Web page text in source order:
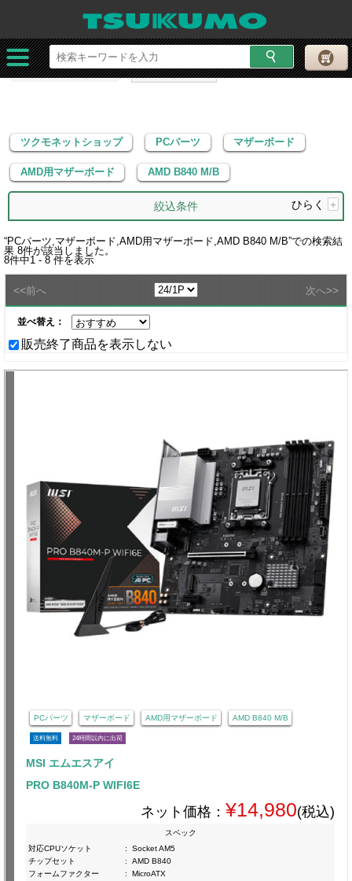
ツクモネットショップ PCパーツ
マザーボード
AMD用マザーボード
AMD B840 M/B
ツクモネットショップ PCパーツ マザーボード
AMD用マザーボード AMD B840 M/B
絞込条件 ひらく +
“PCパーツ,マザーボード,AMD用マザーボード,AMD B840 M/B”での検索結
果 8件が該当しました。
8件中1 - 8 件を表示
<<前へ 次へ>>
並べ替え：
販売終了商品を表示しない
PCパーツ マザーボード AMD用マザーボード AMD B840 M/B
送料無料 24時間以内に出荷
MSI エムエスアイ
PRO B840M-P WIFI6E
ネット価格： ¥14,980(税込)
スペック
対応CPUソケット
:
Socket AM5
チップセット
:
AMD B840
フォームファクター
:
MicroATX